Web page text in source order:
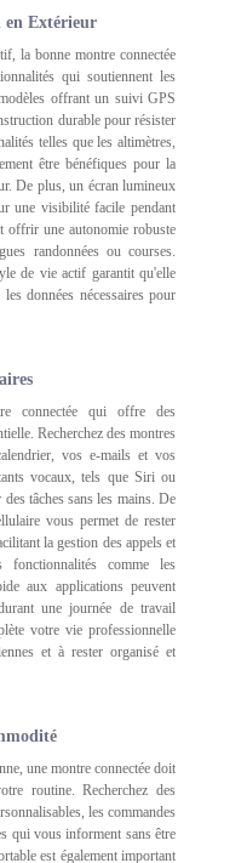
en Extérieur
la bonne montre connectée
qui soutiennent les
offrant un suivi GPS
durable pour résister
telles que les altimètres,
être bénéfiques pour la
De plus, un écran lumineux
une visibilité facile pendant
offrir une autonomie robuste
randonnées ou courses.
de vie actif garantit qu'elle
données nécessaires pour
connectée qui offre des
Recherchez des montres
vos e-mails et vos
vocaux, tels que Siri ou
tâches sans les mains. De
vous permet de rester
la gestion des appels et
fonctionnalités comme les
aux applications peuvent
une journée de travail
votre vie professionnelle
et à rester organisé et
une montre connectée doit
routine. Recherchez des
les commandes
qui vous informent sans être
est également important